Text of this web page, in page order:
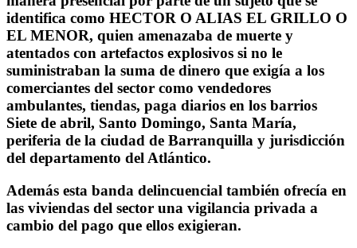
identifica como HECTOR O ALIAS EL GRILLO O
EL MENOR, quien amenazaba de muerte y
atentados con artefactos explosivos si no le
suministraban la suma de dinero que exigía a los
comerciantes del sector como vendedores
ambulantes, tiendas, paga diarios en los barrios
Siete de abril, Santo Domingo, Santa María,
periferia de la ciudad de Barranquilla y jurisdicción
del departamento del Atlántico.
Además esta banda delincuencial también ofrecía en
las viviendas del sector una vigilancia privada a
cambio del pago que ellos exigieran.